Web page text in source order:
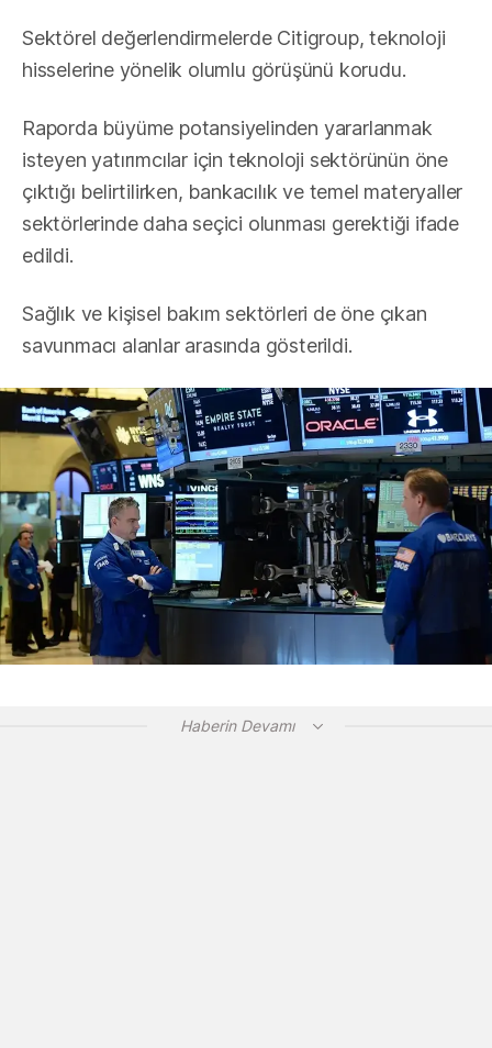
Sektörel değerlendirmelerde Citigroup, teknoloji
hisselerine yönelik olumlu görüşünü korudu.
Raporda büyüme potansiyelinden yararlanmak
isteyen yatırımcılar için teknoloji sektörünün öne
çıktığı belirtilirken, bankacılık ve temel materyaller
sektörlerinde daha seçici olunması gerektiği ifade
edildi.
Sağlık ve kişisel bakım sektörleri de öne çıkan
savunmacı alanlar arasında gösterildi.
Haberin Devamı